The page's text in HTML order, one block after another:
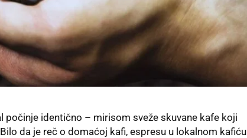
počinje identično – mirisom sveže skuvane kafe koji
da je reč o domaćoj kafi, espresu u lokalnom kafiću